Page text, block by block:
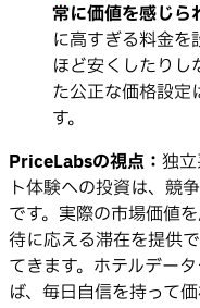
常に価値を感じら
に高すぎる料金を
ほど安くしたりし
た公正な価格設定
す。
PriceLabsの視点： 独
ト体験への投資は、競
です。実際の市場価値
待に応える滞在を提供
てきます。ホテルデー
ば、毎日自信を持って